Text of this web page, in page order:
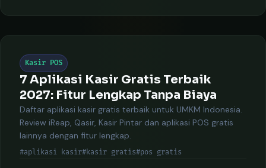
Kasir POS
7 Aplikasi Kasir Gratis Terbaik
2027: Fitur Lengkap Tanpa Biaya
Daftar aplikasi kasir gratis terbaik untuk UMKM Indonesia.
Review iReap, Qasir, Kasir Pintar dan aplikasi POS gratis
lainnya dengan fitur lengkap.
#aplikasi kasir#kasir gratis#pos gratis